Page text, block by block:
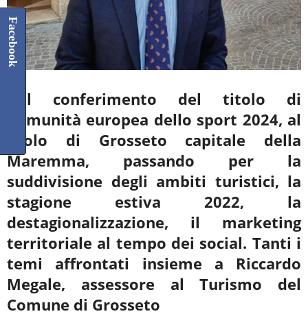
Dal conferimento del titolo di
Comunità europea dello sport 2024, al
ruolo di Grosseto capitale della
Maremma, passando per la
suddivisione degli ambiti turistici, la
stagione estiva 2022, la
destagionalizzazione, il marketing
territoriale al tempo dei social. Tanti i
temi affrontati insieme a Riccardo
Megale, assessore al Turismo del
Comune di Grosseto
Facebook